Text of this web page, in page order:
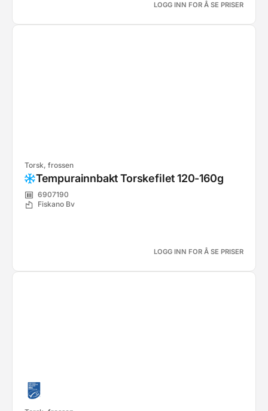
LOGG INN FOR Å SE PRISER
Torsk, frossen
Tempurainnbakt Torskefilet 120-160g
6907190
Fiskano Bv
LOGG INN FOR Å SE PRISER